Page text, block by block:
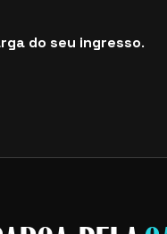
do seu ingresso.